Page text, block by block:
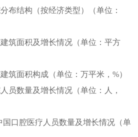
布结构（按经济类型）（单位：
筑面积及增长情况（单位：平方
筑面积构成（单位：万平米，%）
员数量及增长情况（单位：人，
国口腔医疗人员数量及增长情况（单